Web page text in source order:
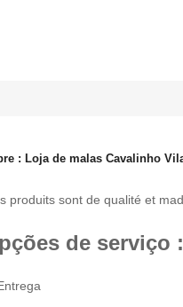
: Loja de malas Cavalinho
produits sont de qualité et
de serviço :